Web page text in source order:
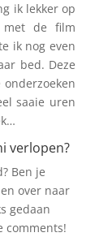
ik lekker op
met de film
ik nog even
bed. Deze
saaie uren
verlopen?
Ben je
over naar
gedaan
comments!